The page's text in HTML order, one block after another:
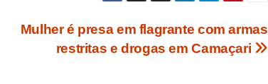
Mulher é presa em flagrante com armas
restritas e drogas em Camaçari